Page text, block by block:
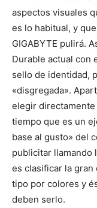
aspectos visuales
es lo habitual, y
GIGABYTE pulirá.
Durable actual con
sello de identidad,
«disgregada».
elegir directamente
tiempo que es un
base al gusto» del
publicitar llamando
es clasificar la
tipo por colores y
deben serlo.